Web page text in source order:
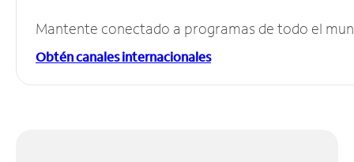
Mantente conectado a programas de todo el
Obtén canales internacionales